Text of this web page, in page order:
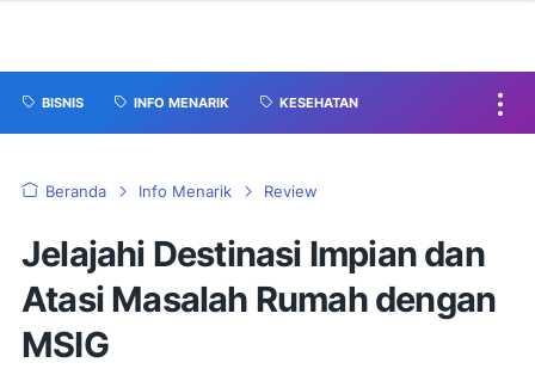
BISNIS INFO MENARIK KESEHATAN
Beranda Info Menarik Review
Jelajahi Destinasi Impian dan
Atasi Masalah Rumah dengan
MSIG